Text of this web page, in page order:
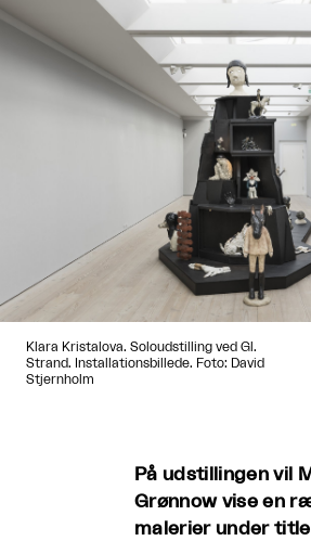
Klara Kristalova. Soloudstilling ved Gl.
Strand. Installationsbillede. Foto: David
Stjernholm
På udstillingen vil
Grønnow vise en
malerier under